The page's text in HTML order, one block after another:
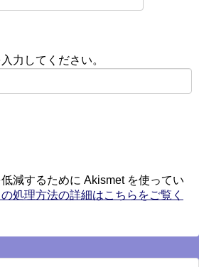
力してください。
減するために Akismet を使ってい
処理方法の詳細はこちらをご覧く